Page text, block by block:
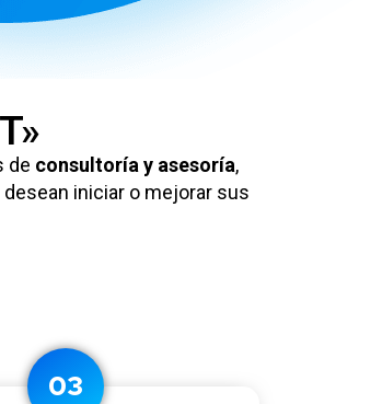
de consultoría y asesoría,
iniciar o mejorar sus
03